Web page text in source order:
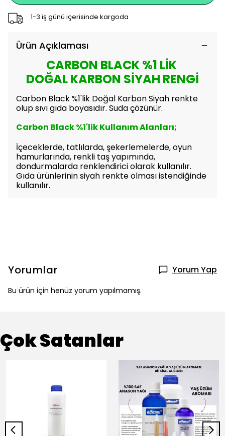
1-3 iş günü içerisinde kargoda
Ürün Açıklaması
CARBON BLACK %1 LİK
DOĞAL KARBON SİYAH RENGİ
Carbon Black %1'lik Doğal Karbon Siyah renkte
olup sıvı gıda boyasıdır. Suda çözünür.
Carbon Black %1'lik Kullanım Alanları;
İçeceklerde, tatlılarda, şekerlemelerde, oyun
hamurlarında, renkli taş yapımında,
dondurmalarda renklendirici olarak kullanılır.
Gıda ürünlerinin siyah renkte olması istendiğinde
kullanılır.
Yorumlar Yorum Yap
Bu ürün için henüz yorum yapılmamış.
Çok Satanlar